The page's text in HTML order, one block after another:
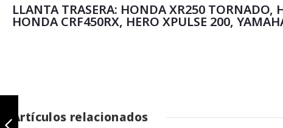
LLANTA TRASERA: HONDA XR250 TORNADO,
HONDA CRF450RX, HERO XPULSE 200,
Artículos relacionados